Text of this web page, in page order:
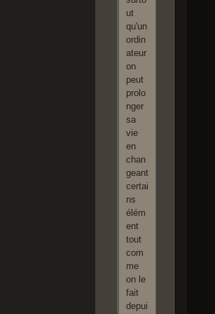
ut
qu'un
ordin
ateur
on
peut
prolo
nger
sa
vie
en
chan
geant
certai
ns
élém
ent
tout
com
me
on le
fait
depui